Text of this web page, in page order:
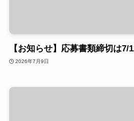
【お知らせ】応募書類締切は7/
2026年7月9日